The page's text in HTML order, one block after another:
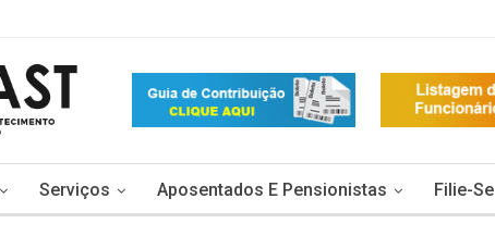
Serviços Aposentados E Pensionistas Filie-Se